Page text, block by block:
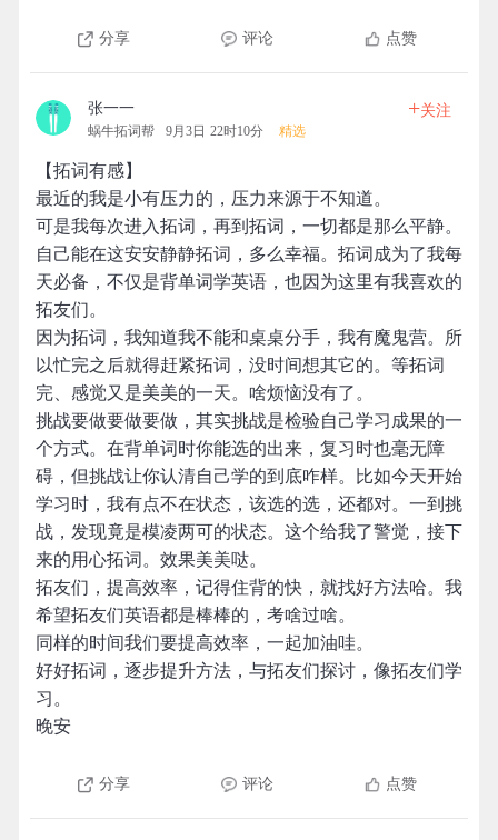
分享 评论 点赞
张一一
蜗牛拓词帮 9月3日 22时10分 精选
+关注
【拓词有感】
最近的我是小有压力的，压力来源于不知道。
可是我每次进入拓词，再到拓词，一切都是那么平静。
自己能在这安安静静拓词，多么幸福。拓词成为了我每
天必备，不仅是背单词学英语，也因为这里有我喜欢的
拓友们。
因为拓词，我知道我不能和桌桌分手，我有魔鬼营。所
以忙完之后就得赶紧拓词，没时间想其它的。等拓词
完、感觉又是美美的一天。啥烦恼没有了。
挑战要做要做要做，其实挑战是检验自己学习成果的一
个方式。在背单词时你能选的出来，复习时也毫无障
碍，但挑战让你认清自己学的到底咋样。比如今天开始
学习时，我有点不在状态，该选的选，还都对。一到挑
战，发现竟是模凌两可的状态。这个给我了警觉，接下
来的用心拓词。效果美美哒。
拓友们，提高效率，记得住背的快，就找好方法哈。我
希望拓友们英语都是棒棒的，考啥过啥。
同样的时间我们要提高效率，一起加油哇。
好好拓词，逐步提升方法，与拓友们探讨，像拓友们学
习。
晚安
分享 评论 点赞